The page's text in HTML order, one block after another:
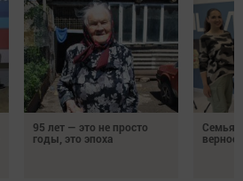
95 лет — это не просто
годы, это эпоха
Семья